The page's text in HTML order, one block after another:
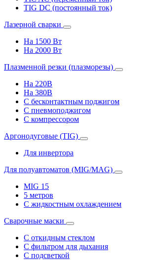
TIG DC (постоянный ток)
Лазерной сварки
На 1500 Вт
На 2000 Вт
Плазменной резки (плазморезы)
На 220В
На 380В
С бесконтактным поджигом
С пневмоподжигом
С компрессором
Аргонодуговые (TIG)
Для инвертора
Для полуавтоматов (MIG/MAG)
MIG 15
5 метров
С жидкостным охлаждением
Сварочные маски
С откидным стеклом
С фильтром для дыхания
С подсветкой